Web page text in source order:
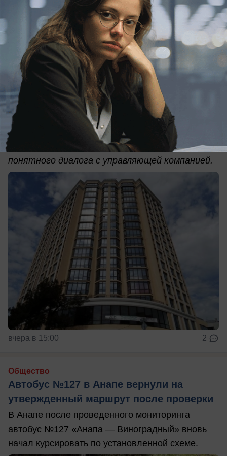
вчера в 16:00
Общество
УК «Горкомхоз» в Анапе: маленькая
компания, большой дом и вопросы к
квитанциям
Жители Шевченко, 65 снова жалуются на
начисления, отчётность и отсутствие
понятного диалога с управляющей компанией.
вчера в 15:00 2
Общество
Автобус №127 в Анапе вернули на
утвержденный маршрут после проверки
В Анапе после проведенного мониторинга
автобус №127 «Анапа — Виноградный» вновь
начал курсировать по установленной схеме.